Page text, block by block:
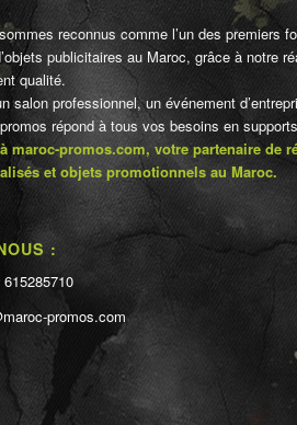
reconnus comme l’un des premiers
publicitaires au Maroc, grâce à notre
qualité.
salon professionnel, un événement
répond à tous vos besoins en
maroc-promos.com, votre partenaire de
et objets promotionnels au Maroc.
:
promos.com